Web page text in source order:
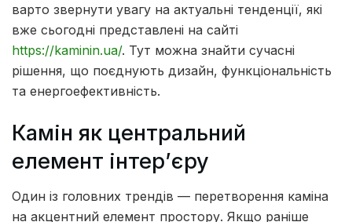
варто звернути увагу на актуальні тенденції, які
вже сьогодні представлені на сайті
https://kaminin.ua/. Тут можна знайти сучасні
рішення, що поєднують дизайн, функціональність
та енергоефективність.
Камін як центральний
елемент інтер’єру
Один із головних трендів — перетворення каміна
на акцентний елемент простору. Якщо раніше